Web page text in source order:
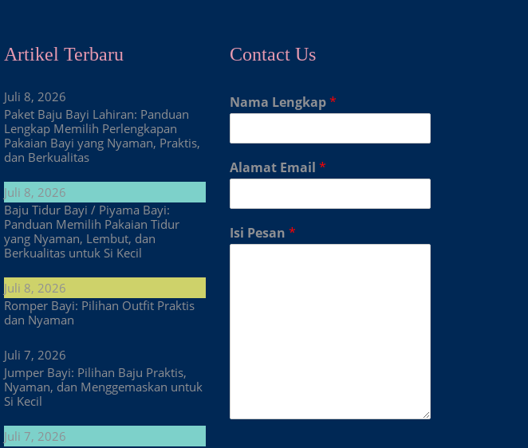
Artikel Terbaru
Juli 8, 2026
Paket Baju Bayi Lahiran: Panduan
Lengkap Memilih Perlengkapan
Pakaian Bayi yang Nyaman, Praktis,
dan Berkualitas
Juli 8, 2026
Baju Tidur Bayi / Piyama Bayi:
Panduan Memilih Pakaian Tidur
yang Nyaman, Lembut, dan
Berkualitas untuk Si Kecil
Juli 8, 2026
Romper Bayi: Pilihan Outfit Praktis
dan Nyaman
Juli 7, 2026
Jumper Bayi: Pilihan Baju Praktis,
Nyaman, dan Menggemaskan untuk
Si Kecil
Juli 7, 2026
Contact Us
Nama Lengkap*
Alamat Email *
Isi Pesan *